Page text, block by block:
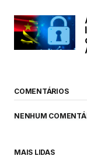
COMENTÁRIOS
NENHUM
MAIS LIDAS